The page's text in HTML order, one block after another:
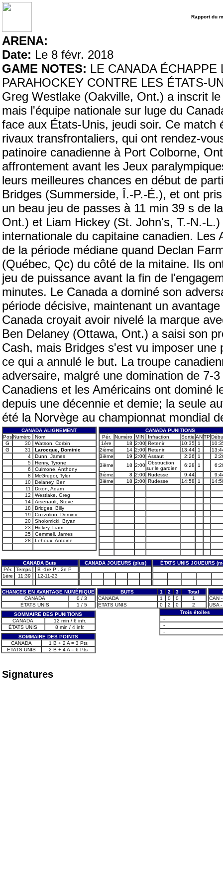
Rapport du
ARENA:
Date: Le 8 févr. 2018
GAME NOTES: LE CANADA
PARAHOCKEY CONTRE LES ÉTATS-
Greg Westlake (Oakville, Ont.) a inscrit
mais l'équipe nationale sur luge du
face aux États-Unis, jeudi soir. Ce
rivaux transfrontaliers, qui ont rendez-
patinoire canadienne à Port Colborne,
affrontement avant les Jeux
leurs meilleures chances en début de
Bridges (Summerside, Î.-P.-É.), et ont
un beau jeu de passes à 11 min 39 s de
Ont.) et Liam Hickey (St. John's, T.-N.-
internationale du capitaine canadien.
de la période médiane quand Declan
(Québec, Qc) du côté de la mitaine. Ils
jeu de puissance avant la fin de
minutes. Le Canada a dominé son
période décisive, maintenant un
Canada croyait avoir nivelé la marque
Ben Delaney (Ottawa, Ont.) a saisi son
Cash, mais Bridges s'est vu imposer
ce qui a annulé le but. La troupe
adversaire, malgré une domination de 7-
Canadiens et les Américains ont dominé
depuis une décennie et demie; la seule
été la Norvège au championnat mondial
CANADA ALIGNEMENT
PosNuméro
Nom
G
30
Watson, Corbin
G
31
Larocque, Dominic
4
Dunn, James
5
Henry, Tyrone
6
Culmone, Anthony
8
McGregor, Tyler
10
Delaney, Ben
11
Dixon, Adam
12
Westlake, Greg
14
Arsenault, Steve
18
Bridges, Billy
19
Cozzolino, Dominic
20
Sholomicki, Bryan
23
Hickey, Liam
25
Gemmell, James
28
Lehoux, Antoine
CANADA PUNITIONS
Pér.
Numéro MIN Infraction Sortie ANTP
1ère
18 2:00 Retenir 10:35 1
2ième
14 2:00 Retenir 13:44 1
3ième
19 2:00 Assaut 2:26 1
3ième
18 2:00 Obstruction
sur le gardien
6:28 1
3ième
8 2:00 Rudesse 9:44
3ième
18 2:00 Rudesse 14:58 1
CANADA Buts CANADA JOUEURS (plus)
ÉTATS UNIS JOUEURS
Pér.
Temps
B -1re P . 2e P
1ère
11:39 12-11-23
CHANCES EN AVANTAGE NUMÉRIQUE
CANADA
0 / 3
ÉTATS UNIS
1 / 5
SOMMAIRE DES PUNITIONS
CANADA
12 min / 6 infr.
ÉTATS UNIS
8 min / 4 infr.
SOMMAIRE DES POINTS
CANADA
1 B + 2 A = 3 Pts
ÉTATS UNIS
2 B + 4 A = 6 Pts
BUTS 1 2 3
Total
CANADA
1 0 0
1
ÉTATS UNIS
0 2 0 2
CAN
USA
Trois étoiles
-
-
-
Signatures